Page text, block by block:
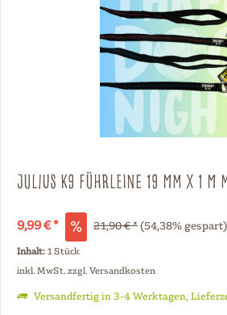
Julius K9 Führleine 19 mm x 1 m
9,99 € * 21,90 € *(54,38% gespart)
Inhalt: 1 Stück
inkl. MwSt. zzgl. Versandkosten
Versandfertig in 3-4 Werktagen,